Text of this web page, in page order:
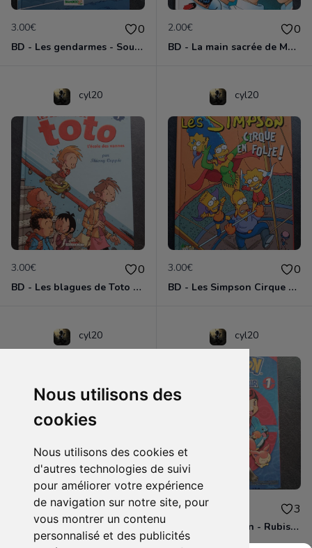
Nous utilisons des
cookies
Nous utilisons des cookies et
d'autres technologies de suivi
pour améliorer votre expérience
de navigation sur notre site, pour
vous montrer un contenu
personnalisé et des publicités
3.00€ 0
BD - Les gendarmes - Souriez, vous êtes flashés - Tome 5
2.00€ 0
BD - La main sacrée de Metallica
cyl20
3.00€ 0
BD - Les blagues de Toto - L'école des vannes - Tome 1
cyl20
3.00€ 0
BD - Les Simpson Cirque en folie ! - Tome 11
cyl20
3.00€ 0
BD - Les Simpson - Sous les projecteurs - Tome 13
cyl20
4.00€ 3
Manga - Pokémon - Rubis et Saphir - Tome 1